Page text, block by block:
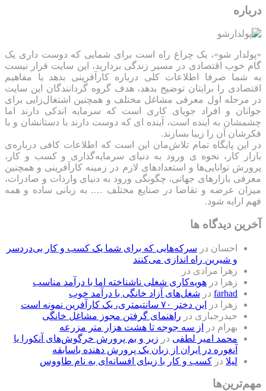
درباره
«پولدار شو»، یک چراغ راه است برای شمایی که دوست داری یک
گام خوب اقتصادی در مسیر زندگی بردارید، این سایت قرار نیست
به شما صرفا اطلاعات کلی درباره کارآفرینی بدهد یا مفاهیم
اقتصادی را برایتان توضیح بدهد، هدف گروه گردانندگان این سایت
در مرحله اول معرفی مشاغل مختلف و همچنین اشتغال‌زایی برای
جوانان و افراد جویای کاری است که سرمایه اندکی دارند اما
چشمشان به آینده است، آینده ای که دوست دارند با دستانشان و با
فکرشان آن را زیبا بسازند.
در این پایگاه تمام تلاش‌مان این است که ‌اطلاعات کافی درباره‌ی
بازار کار، نحوه ی ورود به دنیای سرمایه‌گذاری و کسب و کار،
پرورش توانایی‌ها و استعدادهای لازم در زمینه کارآفرینی و همچنین
معرفی بازارهای جهانی، چگونگی ورود به دنیای واردات و صادرات،
میزان عرضه و تقاضا در صنایع مختلف …. به زبانی ساده و همه
فهم ارایه شود.
آخرین دیدگاه ها
احسان در سرکه‌هایی که برای شما یک کسب و کار بی‌دردسر
و شیرین راه اندازی می‌کنند
زهرا مرادی در
زهرا
در هویه‌کاری شغلی ناشناخته اما با درآمد مناسب
farhad در شغل‌های آزاد خانگی با درآمد خوب
زهرا
در
این دختر ۷۰ سانتیمتری، یک کارآفرین نمونه است
حیدرجباری در راهنمای گرفتن مجوز مشاغل خانگی
بهرام در
از سه جوجه تا هشت هزار متر مزرعه
محمد امیر لطفی در زیر و بم پرورش خرگوش‌های آنکورا یا
آنغوره در ایران از زبان یک پرورش دهنده باسابقه
لیلا در کسب و کار با زیبای افسانه‌ای به نام طاووس
مهم‌ترین‌ها